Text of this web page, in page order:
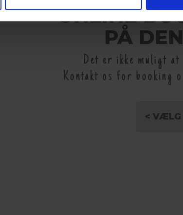
ONLINE
PÅ
Det er ikke muligt
Kontakt os for booking
< VÆLG